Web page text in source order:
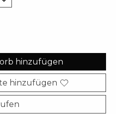
hinzufügen
hinzufügen